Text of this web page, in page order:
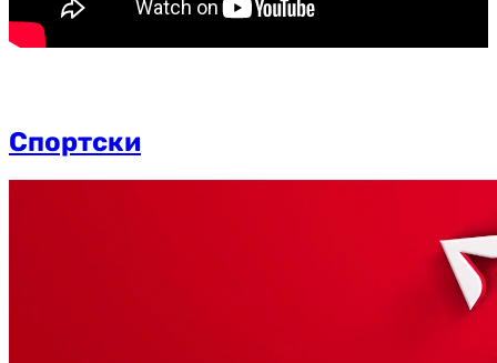
Спортски